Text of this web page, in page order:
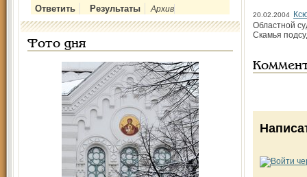
Архив
Фото дня
20.02.2004
Областной
Скамья